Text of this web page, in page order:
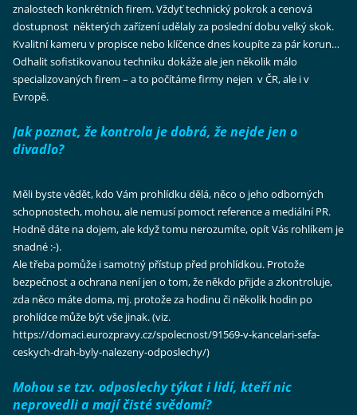
znalostech konkrétních firem. Vždyť technický pokrok a cenová
dostupnost některých zařízení udělaly za poslední dobu velký skok.
Kvalitní kameru v propisce nebo klíčence dnes koupíte za pár korun…
Odhalit sofistikovanou techniku dokáže ale jen několik málo
specializovaných firem – a to počítáme firmy nejen v ČR, ale i v
Evropě.
Jak poznat, že kontrola je dobrá, že nejde jen o
divadlo?
Měli byste vědět, kdo Vám prohlídku dělá, něco o jeho odborných
schopnostech, mohou, ale nemusí pomoct reference a mediální PR.
Hodně dáte na dojem, ale když tomu nerozumíte, opít Vás rohlíkem je
snadné :-).
Ale třeba pomůže i samotný přístup před prohlídkou. Protože
bezpečnost a ochrana není jen o tom, že někdo přijde a zkontroluje,
zda něco máte doma, mj. protože za hodinu či několik hodin po
prohlídce může být vše jinak. (viz.
https://domaci.eurozpravy.cz/spolecnost/91569-v-kancelari-sefa-
ceskych-drah-byly-nalezeny-odposlechy/)
Mohou se tzv. odposlechy týkat i lidí, kteří nic
neprovedli a mají čisté svědomí?